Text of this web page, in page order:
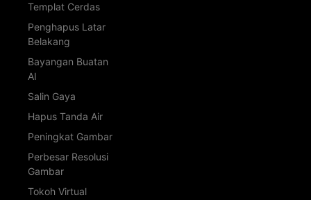
Templat Cerdas
Penghapus Latar
Belakang
Bayangan Buatan
AI
Salin Gaya
Hapus Tanda Air
Peningkat Gambar
Perbesar Resolusi
Gambar
Tokoh Virtual